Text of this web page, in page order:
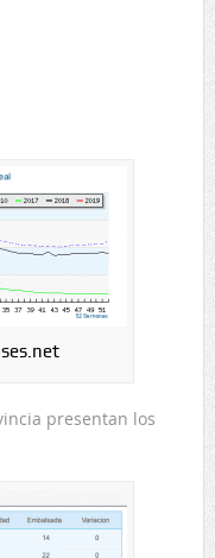
presentan los